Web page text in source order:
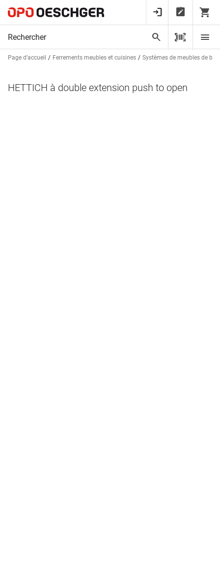
Page d’accueil Ferrements meubles et cuisines Systèmes de meubles de
HETTICH à double extension push to open